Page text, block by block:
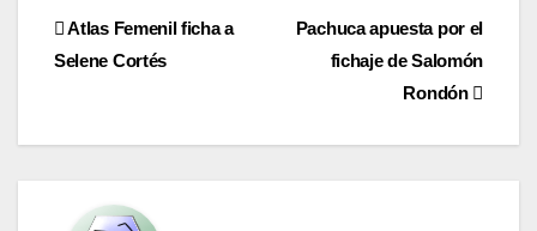
Navegación
entradas
Pachuca apuesta por el
fichaje de Salomón
Rondón
Atlas Femenil ficha a
Selene Cortés